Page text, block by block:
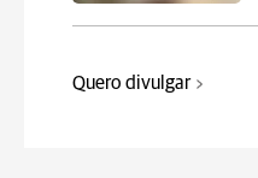
Quero divulgar